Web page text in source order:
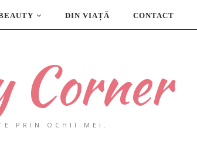
DIN VIAȚĂ CONTACT
Corner
PRIN OCHII MEI.